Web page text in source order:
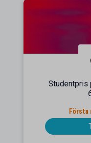
Studentpris
Första